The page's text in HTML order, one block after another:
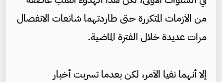
من الأزمات المتكررة حتى طاردتهما شائعات الانفصال
مرات عديدة خلال الفترة الماضية.
إلا أنهما نفيا الأمر، لكن بعدما تسربت أخبار